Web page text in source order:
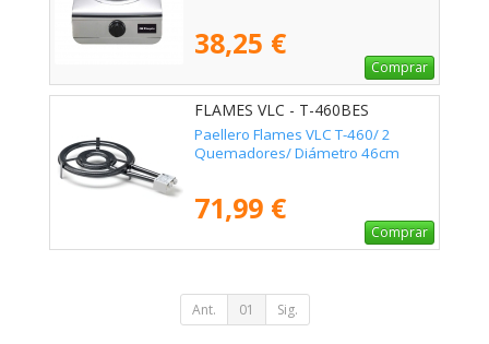
38,25 €
Comprar
FLAMES VLC - T-460BES
Paellero Flames VLC T-460/ 2
Quemadores/ Diámetro 46cm
71,99 €
Comprar
Ant. 01 Sig.